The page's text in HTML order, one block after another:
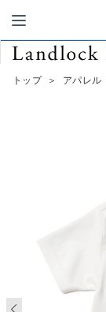
トップ ＞ アパレル